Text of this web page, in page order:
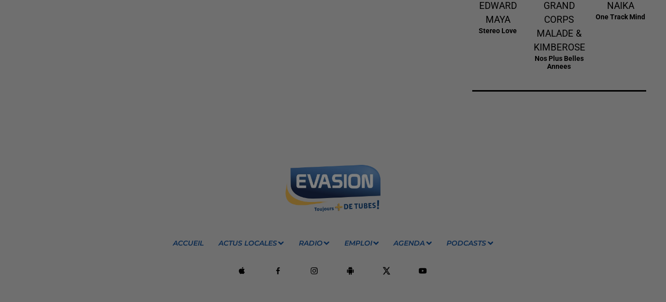
EDWARD
MAYA
Stereo Love
GRAND
CORPS
MALADE &
KIMBEROSE
Nos Plus Belles
Annees
NAIKA
One Track Mind
ACCUEIL ACTUS LOCALES RADIO EMPLOI AGENDA PODCASTS